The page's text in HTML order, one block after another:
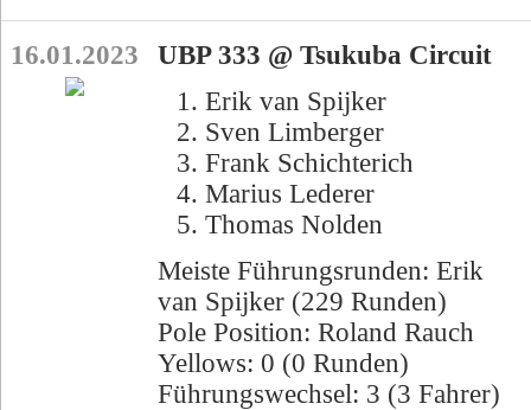
16.01.2023
UBP 333 @ Tsukuba Circuit
Erik van Spijker
Sven Limberger
Frank Schichterich
Marius Lederer
Thomas Nolden
Meiste Führungsrunden: Erik
van Spijker (229 Runden)
Pole Position: Roland Rauch
Yellows: 0 (0 Runden)
Führungswechsel: 3 (3 Fahrer)